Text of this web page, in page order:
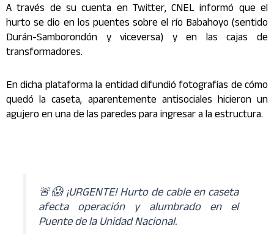
A través de su cuenta en Twitter, CNEL informó que el
hurto se dio en los puentes sobre el río Babahoyo (sentido
Durán-Samborondón y viceversa) y en las cajas de
transformadores.
En dicha plataforma la entidad difundió fotografías de cómo
quedó la caseta, aparentemente antisociales hicieron un
agujero en una de las paredes para ingresar a la estructura.
🚨😱 ¡URGENTE! Hurto de cable en caseta
afecta operación y alumbrado en el
Puente de la Unidad Nacional.